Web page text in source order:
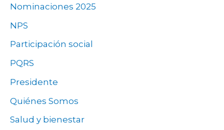
Nominaciones 2025
NPS
Participación social
PQRS
Presidente
Quiénes Somos
Salud y bienestar